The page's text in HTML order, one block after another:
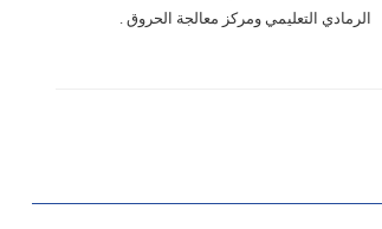
الرمادي التعليمي ومركز معالجة الحروق .